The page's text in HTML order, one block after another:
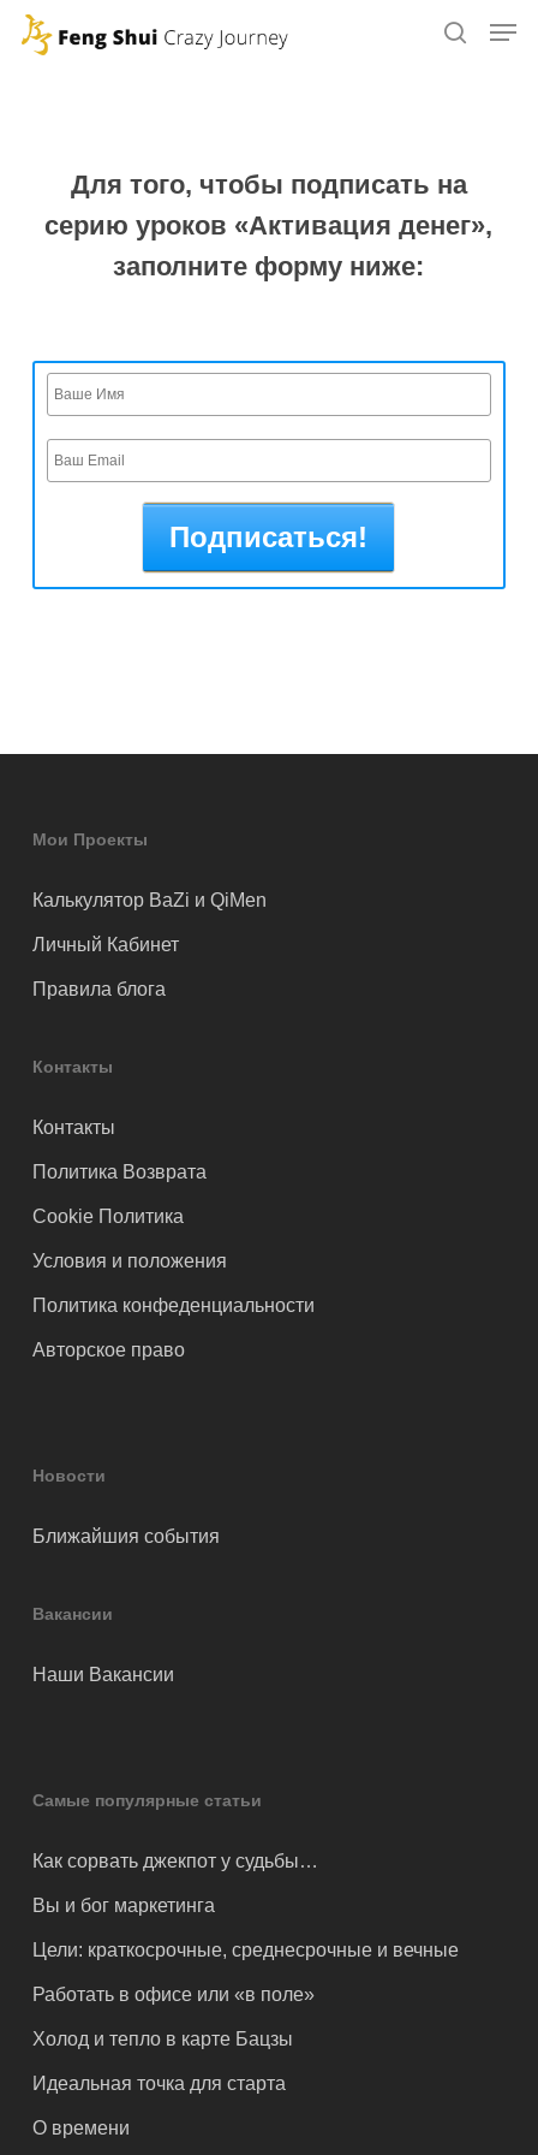
Skip
Для того, чтобы подписать на
серию уроков «Активация денег»,
заполните форму ниже:
Мои Проекты
Калькулятор BaZi и QiMen
Личный Кабинет
Правила блога
Контакты
Контакты
Политика Возврата
Cookie Политика
Условия и положения
Политика конфеденциальности
Авторское право
Новости
Ближайшия события
Вакансии
Наши Вакансии
Самые популярные статьи
Как сорвать джекпот у судьбы…
Вы и бог маркетинга
Цели: краткосрочные, среднесрочные и вечные
Работать в офисе или «в поле»
Холод и тепло в карте Бацзы
Идеальная точка для старта
О времени